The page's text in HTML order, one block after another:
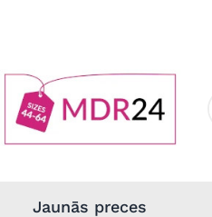
Jaunās preces